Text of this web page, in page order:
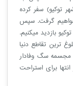
توکیو) سفر کرده
گرفت. سپس
بازدید میکنیم.
ترین تقاطع دنیا
مجسمه سگ وفادار
برای استراحت